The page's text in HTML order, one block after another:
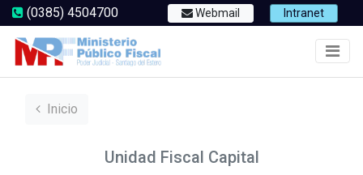
(0385) 4504700 Webmail Intranet
Inicio
Unidad Fiscal Capital